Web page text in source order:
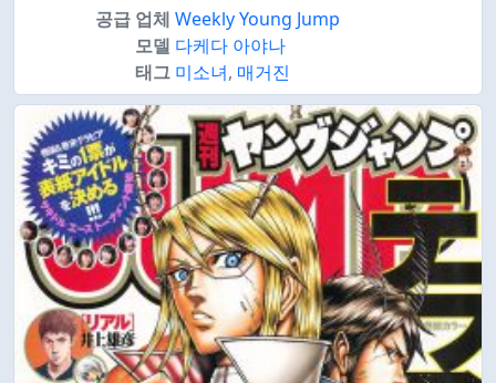
공급 업체 Weekly Young Jump
모델 다케다 아야나
태그 미소녀, 매거진